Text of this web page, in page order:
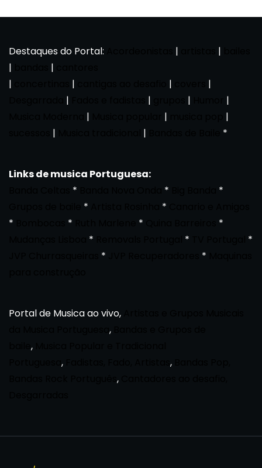
Destaques do Portal: | |
|
|
|
| |
|
| | |
|
| |
|
| | *
Links de musica Portuguesa:
* *
*
* *
*
* *
*
* *
*
* *
Portal de Musica ao vivo,
,
,
, ,
,